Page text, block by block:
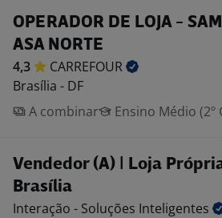
OPERADOR DE LOJA -
ASA NORTE
4,3
CARREFOUR
Brasília - DF
A combinar
Ensino Médio (2º
Vendedor (A) | Loja
Brasília
Interação - Soluções Inteligentes